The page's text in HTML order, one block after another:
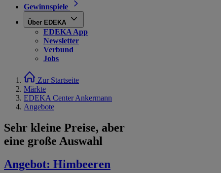
Gewinnspiele
Über EDEKA
EDEKA App
Newsletter
Verbund
Jobs
Zur Startseite
Märkte
EDEKA Center Ankermann
Angebote
Sehr kleine Preise, aber
eine große Auswahl
Angebot: Himbeeren